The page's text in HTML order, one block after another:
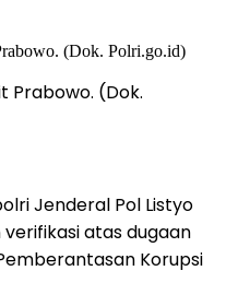
Prabowo. (Dok.
Jenderal Pol Listyo
atas dugaan
Korupsi